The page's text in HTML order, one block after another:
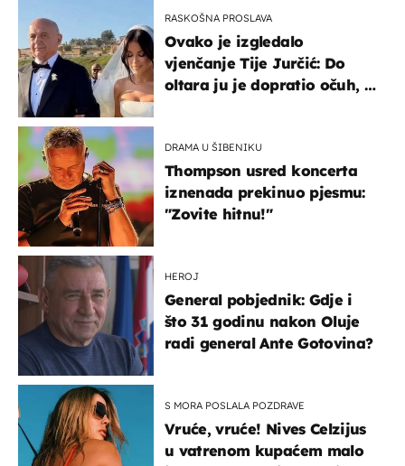
RASKOŠNA PROSLAVA
Ovako je izgledalo
vjenčanje Tije Jurčić: Do
oltara ju je dopratio očuh, a
DRAMA U ŠIBENIKU
Thompson usred koncerta
iznenada prekinuo pjesmu:
"Zovite hitnu!"
HEROJ
General pobjednik: Gdje i
što 31 godinu nakon Oluje
radi general Ante Gotovina?
S MORA POSLALA POZDRAVE
Vruće, vruće! Nives Celzijus
u vatrenom kupaćem malo